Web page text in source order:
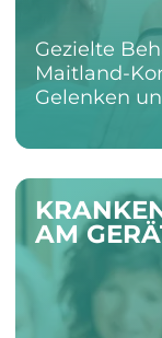
Gezielte
Maitland-
Gelenken
AM